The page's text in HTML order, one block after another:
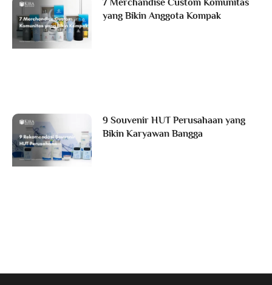
7 Merchandise Custom Komunitas
yang Bikin Anggota Kompak
9 Souvenir HUT Perusahaan yang
Bikin Karyawan Bangga